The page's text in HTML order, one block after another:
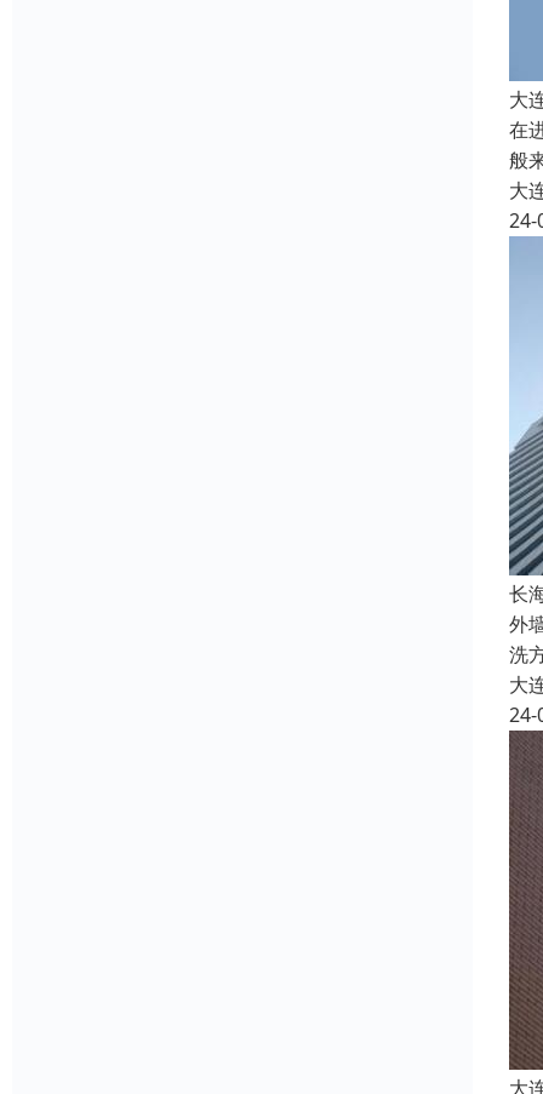
大
在
般
大
24-
长
外
洗
大
24-
大